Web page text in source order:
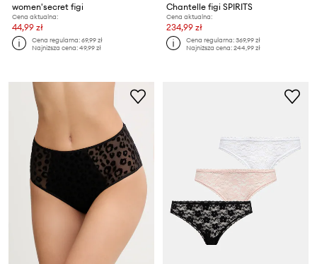
women'secret figi
Cena aktualna:
44,99 zł
Cena regularna:69,99 zł
Najniższa cena:49,99 zł
Chantelle figi SPIRITS
Cena aktualna:
234,99 zł
Cena regularna:369,99 zł
Najniższa cena:244,99 zł